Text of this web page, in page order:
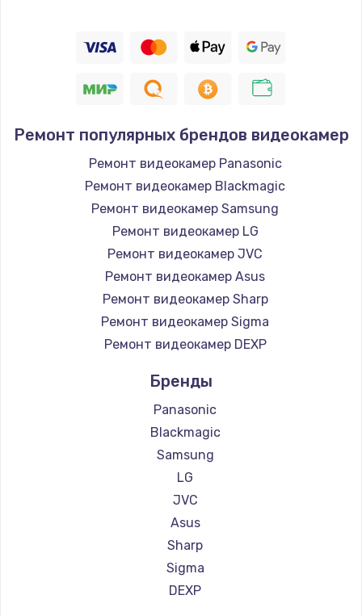
Ремонт популярных брендов видеокамер
Ремонт видеокамер Panasonic
Ремонт видеокамер Blackmagic
Ремонт видеокамер Samsung
Ремонт видеокамер LG
Ремонт видеокамер JVC
Ремонт видеокамер Asus
Ремонт видеокамер Sharp
Ремонт видеокамер Sigma
Ремонт видеокамер DEXP
Бренды
Panasonic
Blackmagic
Samsung
LG
JVC
Asus
Sharp
Sigma
DEXP